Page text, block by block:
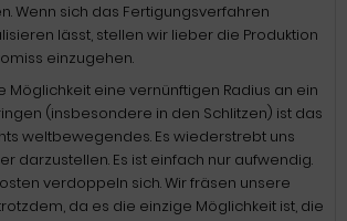
Wenn sich das Fertigungsverfahren
lässt, stellen wir lieber die Produktion
einzugehen.
Möglichkeit eine vernünftigen Radius an ein
(insbesondere in den Schlitzen) ist das
weltbewegendes. Es wiederstrebt uns
darzustellen. Es ist einfach nur aufwendig.
verdoppeln sich. Wir fräsen unsere
da es die einzige Möglichkeit ist, die